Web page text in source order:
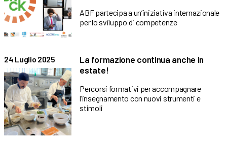
ABF partecipa a un’iniziativa internazionale
per lo sviluppo di competenze
24 Luglio 2025
La formazione continua anche in
estate!
Percorsi formativi per accompagnare
l’insegnamento con nuovi strumenti e
stimoli